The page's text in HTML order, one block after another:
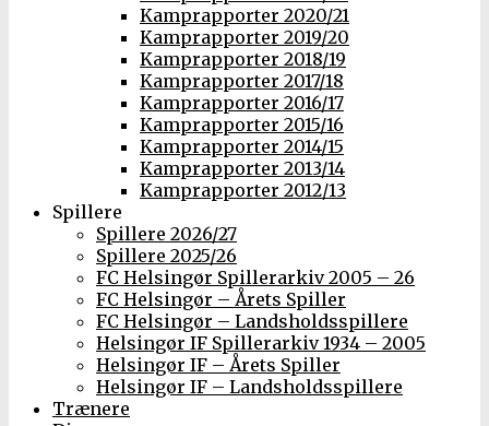
Kamprapporter 2020/21
Kamprapporter 2019/20
Kamprapporter 2018/19
Kamprapporter 2017/18
Kamprapporter 2016/17
Kamprapporter 2015/16
Kamprapporter 2014/15
Kamprapporter 2013/14
Kamprapporter 2012/13
Spillere
Spillere 2026/27
Spillere 2025/26
FC Helsingør Spillerarkiv 2005 – 26
FC Helsingør – Årets Spiller
FC Helsingør – Landsholdsspillere
Helsingør IF Spillerarkiv 1934 – 2005
Helsingør IF – Årets Spiller
Helsingør IF – Landsholdsspillere
Trænere